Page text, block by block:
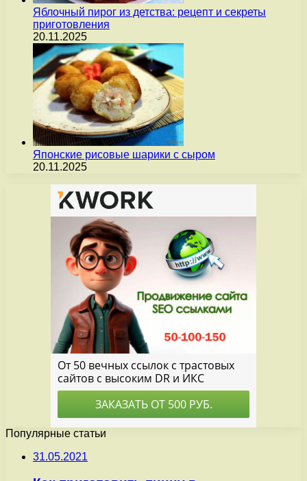
Яблочный пирог из детства: рецепт и секреты
приготовления
20.11.2025
Японские рисовые шарики с сыром
20.11.2025
Популярные статьи
31.05.2021